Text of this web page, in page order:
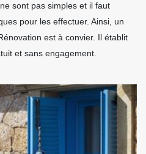
sont pas simples et il faut
pour les effectuer. Ainsi, un
est à convier. Il établit
et sans engagement.